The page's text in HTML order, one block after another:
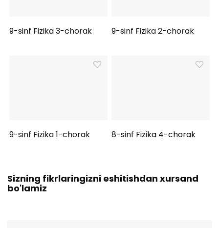
9-sinf Fizika 3-chorak 9-sinf Fizika 2-chorak
9-sinf Fizika 1-chorak 8-sinf Fizika 4-chorak
Sizning fikrlaringizni eshitishdan xursand
bo'lamiz